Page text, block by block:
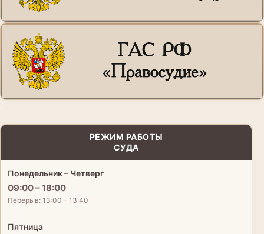
РЕЖИМ РАБОТЫ
СУДА
Понедельник – Четверг
09:00 – 18:00
Перерыв: 13:00 – 13:40
Пятница